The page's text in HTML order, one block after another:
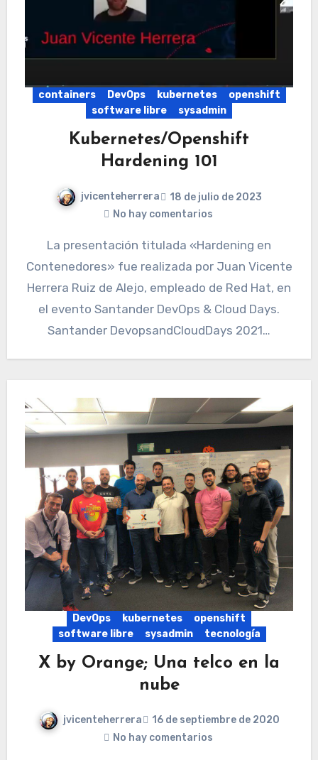
containers DevOps kubernetes
openshift
software libre
sysadmin
Kubernetes/Openshift
Hardening 101
jvicenteherrera
18 de julio de 2023
No hay comentarios
La presentación titulada «Hardening en
Contenedores» fue realizada por Juan Vicente
Herrera Ruiz de Alejo, empleado de Red Hat, en
el evento Santander DevOps & Cloud Days.
Santander DevopsandCloudDays 2021…
DevOps kubernetes
openshift
software libre
sysadmin tecnología
X by Orange; Una telco en la
nube
jvicenteherrera
16 de septiembre de 2020
No hay comentarios